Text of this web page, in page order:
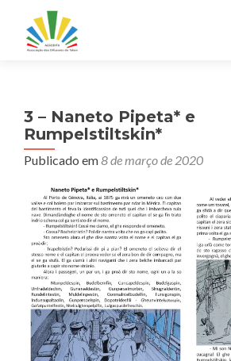
3 – Naneto Pipeta* e
Rumpelstiltskin*
Publicado em8 de março de 2020